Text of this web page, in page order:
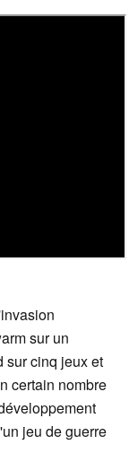
sur un
sur cinq jeux et
certain nombre
jeu de guerre